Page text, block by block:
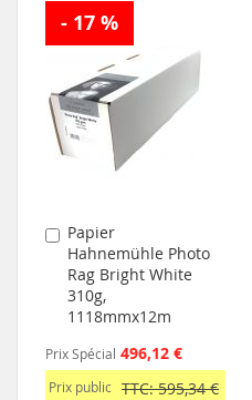
À
LISTE
D’ENVIE
AU
COMPARATEUR
- 17 %
Papier
Hahnemühle Photo
Rag Bright White
310g,
1118mmx12m
Prix Spécial 496,12 €
Prix public TTC: 595,34 €
Ajouter
au
panier